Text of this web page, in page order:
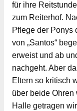
für ihre
zum Reiterhof.
Pflege der Ponys
von „Santos“
erweist und ab
nachgeht. Aber
Eltern so kritisch
über beide
Halle getragen